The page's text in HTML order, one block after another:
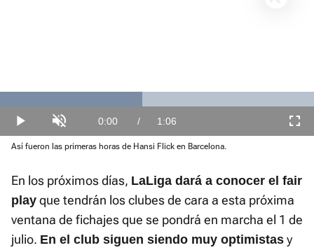
Play Unmute Current
Time
0:00 / Duration
1:06
:
45.34%
Así fueron las primeras horas de Hansi Flick en Barcelona.
En los próximos días, LaLiga dará a conocer el fair
play que tendrán los clubes de cara a esta próxima
ventana de fichajes que se pondrá en marcha el 1 de
julio. En el club siguen siendo muy optimistas y